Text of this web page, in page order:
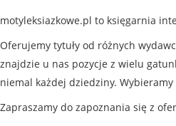
motyleksiazkowe.pl to księgarnia
Oferujemy tytuły od różnych
znajdzie u nas pozycje z wielu
niemal każdej dziedziny.
Zapraszamy do zapoznania się z